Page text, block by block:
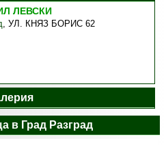
ЛЕВСКИ
,УЛ. КНЯЗ БОРИС 62
в Град Разград